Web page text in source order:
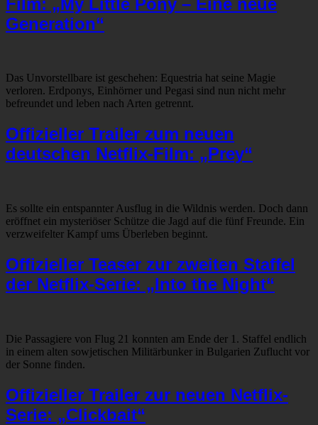
Generation“
Das Unvorstellbare ist geschehen: Equestria hat seine Magie
verloren. Erdponys, Einhörner und Pegasi sind nun nicht mehr
befreundet und leben nach Arten getrennt.
Offizieller Trailer zum neuen
deutschen Netflix-Film: „Prey“
Es sollte ein entspannter Ausflug in die Wildnis werden. Doch dann
eröffnet ein mysteriöser Schütze die Jagd auf die fünf Freunde. Ein
verzweifelter Kampf ums Überleben beginnt.
Offizieller Teaser zur zweiten Staffel
der Netflix-Serie: „Into the Night“
Die Passagiere von Flug 21 konnten am Ende der 1. Staffel endlich
in einem alten sowjetischen Militärbunker in Bulgarien Zuflucht vor
der Sonne finden.
Offizieller Trailer zur neuen Netflix-
Serie: „Clickbait“